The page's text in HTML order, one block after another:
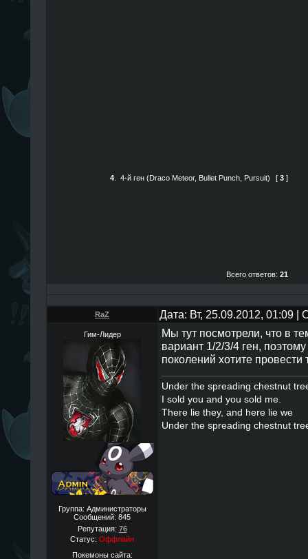
4. 4-й ген (Draco Meteor, Bullet Punch, Pursuit) [ 3 ]
Всего ответов: 21
RaZ Дата: Вт, 25.09.2012, 01:09
Гим-Лидер
Группа: Администраторы
Сообщений: 845
Репутация: 76
Статус: Оффлайн
Покемоны сайта:
Мы тут посмотрели, что в
вариант 1/2/3/4 ген,
поколений хотите провести
Under the spreading chestnut
I sold you and you sold me.
There lie they, and here lie we
Under the spreading chestnut